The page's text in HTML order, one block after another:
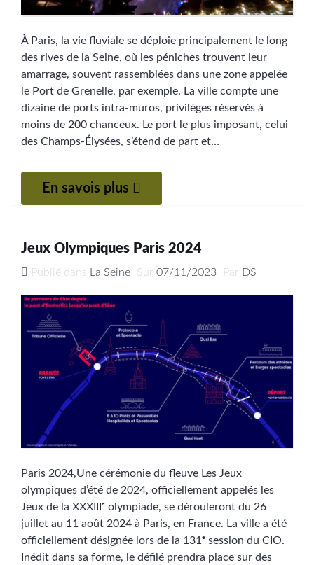
À Paris, la vie fluviale se déploie principalement le long
des rives de la Seine, où les péniches trouvent leur
amarrage, souvent rassemblées dans une zone appelée
le Port de Grenelle, par exemple. La ville compte une
dizaine de ports intra-muros, privilèges réservés à
moins de 200 chanceux. Le port le plus imposant, celui
des Champs-Élysées, s’étend de part et…
En savois plus
Jeux Olympiques Paris 2024
Publié dans La Seine Sur 07/11/2023 Par DS
Paris 2024,Une cérémonie du fleuve Les Jeux
olympiques d’été de 2024, officiellement appelés les
Jeux de la XXXIIIᵉ olympiade, se dérouleront du 26
juillet au 11 août 2024 à Paris, en France. La ville a été
officiellement désignée lors de la 131ᵉ session du CIO.
Inédit dans sa forme, le défilé prendra place sur des